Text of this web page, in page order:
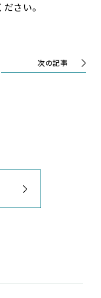
さい。
次の記事